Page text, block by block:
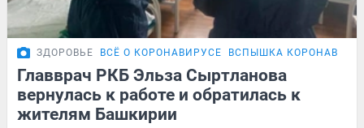
ЗДОРОВЬЕ ВСЁ О КОРОНАВИРУСЕ ВСПЫШКА
Главврач РКБ Эльза Сыртланова
вернулась к работе и обратилась к
жителям Башкирии